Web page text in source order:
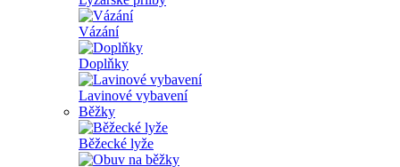
Vázání
Doplňky
Lavinové vybavení
Běžky
Běžecké lyže